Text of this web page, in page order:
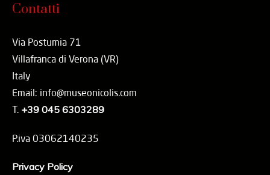
Contatti
Via Postumia 71
Villafranca di Verona (VR)
Italy
Email: info@museonicolis.com
T. +39 045 6303289
P.iva 03062140235
Privacy Policy